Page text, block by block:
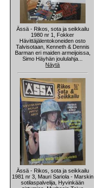
Ässä - Rikos, sota ja seikkailu
1980 nr 1, Fokker
Hävittäjälentokoneiden osto
Talvisotaan, Kenneth & Dennis
Barman eri maiden armeijoissa,
Simo Häyhän joululahja...
Näytä
Ässä - Rikos, sota ja seikkailu
1981 nr 3, Mauri Sariola - Marskin
sotilaspalvelija, Hyvinkään